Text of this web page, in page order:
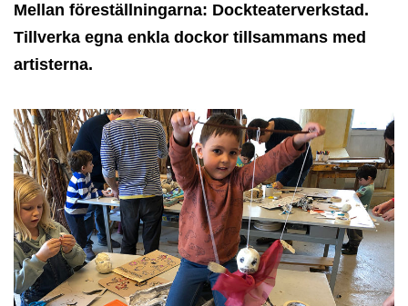
Mellan föreställningarna: Dockteaterverkstad.
Tillverka egna enkla dockor tillsammans med
artisterna.